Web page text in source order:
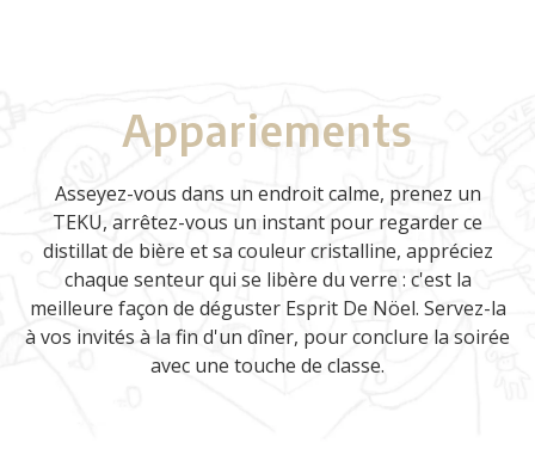
Appariements
Asseyez-vous dans un endroit calme, prenez un
TEKU, arrêtez-vous un instant pour regarder ce
distillat de bière et sa couleur cristalline, appréciez
chaque senteur qui se libère du verre : c'est la
meilleure façon de déguster Esprit De Nöel. Servez-la
à vos invités à la fin d'un dîner, pour conclure la soirée
avec une touche de classe.